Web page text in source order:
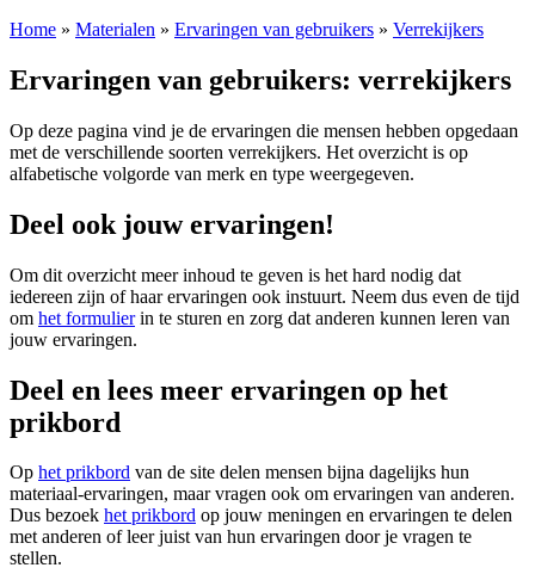
Home » Materialen » Ervaringen van gebruikers » Verrekijkers
Ervaringen van gebruikers: verrekijkers
Op deze pagina vind je de ervaringen die mensen hebben opgedaan
met de verschillende soorten verrekijkers. Het overzicht is op
alfabetische volgorde van merk en type weergegeven.
Deel ook jouw ervaringen!
Om dit overzicht meer inhoud te geven is het hard nodig dat
iedereen zijn of haar ervaringen ook instuurt. Neem dus even de tijd
om het formulierin te sturen en zorg dat anderen kunnen leren van
jouw ervaringen.
Deel en lees meer ervaringen op het
prikbord
Op het prikbord van de site delen mensen bijna dagelijks hun
materiaal-ervaringen, maar vragen ook om ervaringen van anderen.
Dus bezoek het prikbord op jouw meningen en ervaringen te delen
met anderen of leer juist van hun ervaringen door je vragen te
stellen.